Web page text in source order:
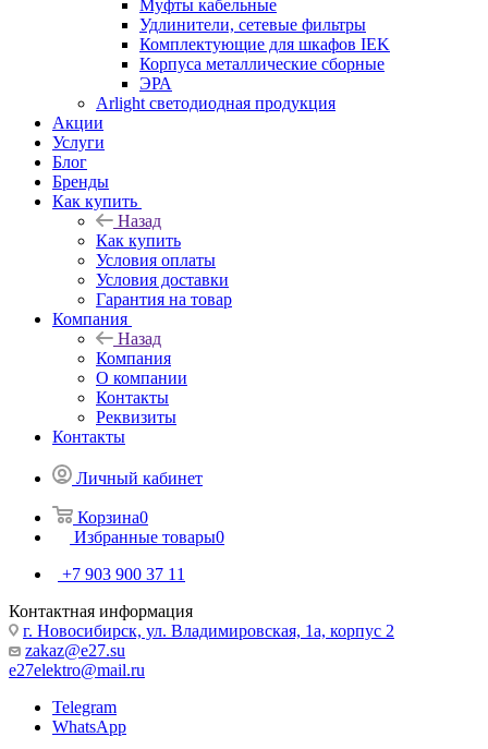
Муфты кабельные
Удлинители, сетевые фильтры
Комплектующие для шкафов IEK
Корпуса металлические сборные
ЭРА
Arlight светодиодная продукция
Акции
Услуги
Блог
Бренды
Как купить
Назад
Как купить
Условия оплаты
Условия доставки
Гарантия на товар
Компания
Назад
Компания
О компании
Контакты
Реквизиты
Контакты
Личный кабинет
Корзина0
Избранные товары0
+7 903 900 37 11
Контактная информация
г. Новосибирск, ул. Владимировская, 1а, корпус 2
zakaz@e27.su
e27elektro@mail.ru
Telegram
WhatsApp